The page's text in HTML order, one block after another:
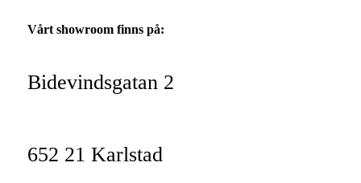
Vårt showroom finns på:
Bidevindsgatan 2
652 21 Karlstad